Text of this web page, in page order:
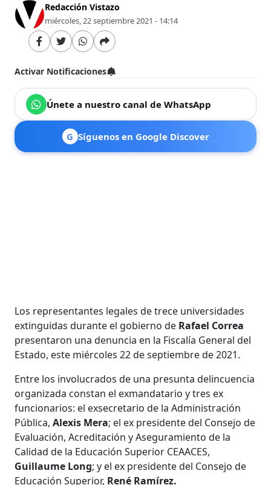
Redacción Vistazo
miércoles, 22 septiembre 2021 - 14:14
Activar Notificaciones
Únete a nuestro canal de WhatsApp
G Síguenos en Google Discover
Los representantes legales de trece universidades
extinguidas durante el gobierno de Rafael Correa
presentaron una denuncia en la Fiscalía General del
Estado, este miércoles 22 de septiembre de 2021.
Entre los involucrados de una presunta delincuencia
organizada constan el exmandatario y tres ex
funcionarios: el exsecretario de la Administración
Pública,Alexis Mera; el ex presidente del Consejo de
Evaluación, Acreditación y Aseguramiento de la
Calidad de la Educación Superior CEAACES,
Guillaume Long; y el ex presidente del Consejo de
Educación Superior, René Ramírez.